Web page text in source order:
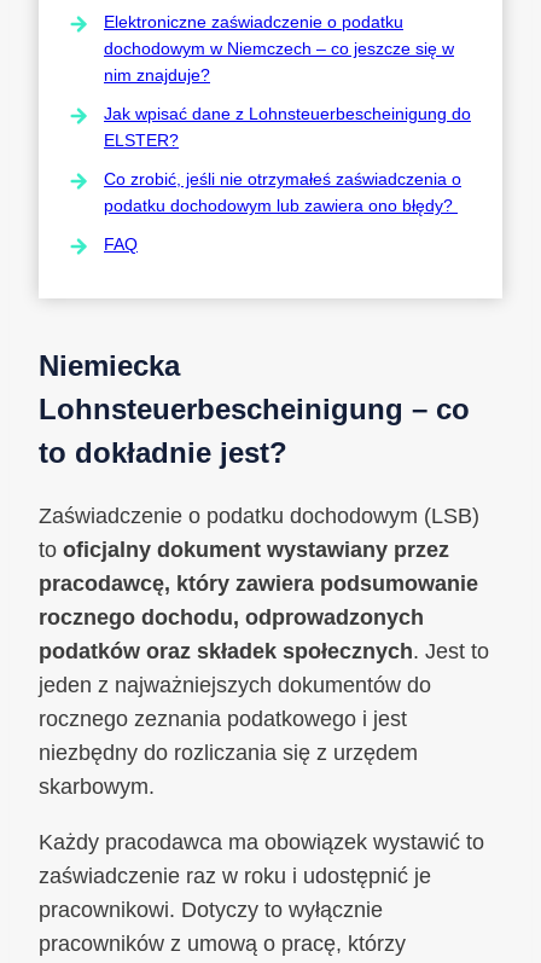
Elektroniczne zaświadczenie o podatku
dochodowym w Niemczech – co jeszcze się w
nim znajduje?
Jak wpisać dane z Lohnsteuerbescheinigung do
ELSTER?
Co zrobić, jeśli nie otrzymałeś zaświadczenia o
podatku dochodowym lub zawiera ono błędy?
FAQ
Niemiecka
Lohnsteuerbescheinigung – co
to dokładnie jest?
Zaświadczenie o podatku dochodowym (LSB)
to oficjalny dokument wystawiany przez
pracodawcę, który zawiera podsumowanie
rocznego dochodu, odprowadzonych
podatków oraz składek społecznych. Jest to
jeden z najważniejszych dokumentów do
rocznego zeznania podatkowego i jest
niezbędny do rozliczania się z urzędem
skarbowym.
Każdy pracodawca ma obowiązek wystawić to
zaświadczenie raz w roku i udostępnić je
pracownikowi. Dotyczy to wyłącznie
pracowników z umową o pracę, którzy